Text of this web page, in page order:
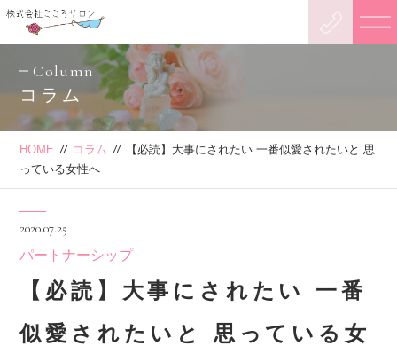
Column
コラム
HOME // コラム //
【必読】大事にされたい 一番似愛されたいと 思
っている女性へ
2020.07.25
パートナーシップ
【必読】大事にされたい 一番
似愛されたいと 思っている女